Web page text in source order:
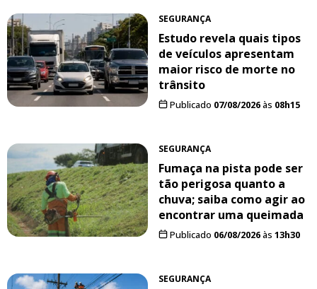
SEGURANÇA
Estudo revela quais tipos
de veículos apresentam
maior risco de morte no
trânsito
Publicado 07/08/2026às 08h15
SEGURANÇA
Fumaça na pista pode ser
tão perigosa quanto a
chuva; saiba como agir ao
encontrar uma queimada
Publicado 06/08/2026às 13h30
SEGURANÇA